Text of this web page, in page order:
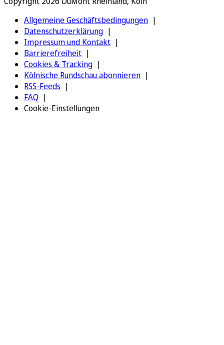
Allgemeine Geschäftsbedingungen
Datenschutzerklärung
Impressum und Kontakt
Barrierefreiheit
Cookies & Tracking
Kölnische Rundschau abonnieren
RSS-Feeds
FAQ
Cookie-Einstellungen